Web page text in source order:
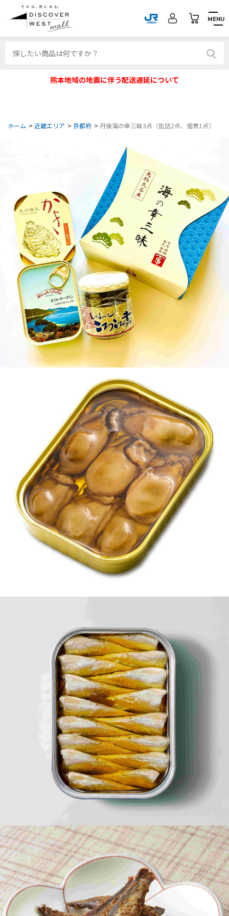
MENU
熊本地域の地震に伴う配送遅延について
ホーム > 近畿エリア > 京都府 > 丹後海の幸三昧3点（缶詰2点、佃煮1点）